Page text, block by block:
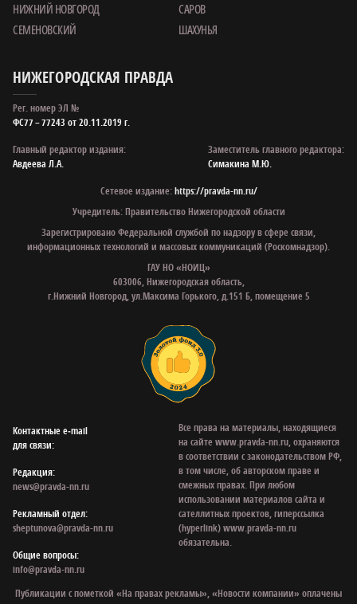
НИЖНИЙ НОВГОРОД
САРОВ
СЕМЕНОВСКИЙ
ШАХУНЬЯ
НИЖЕГОРОДСКАЯ ПРАВДА
Рег. номер ЭЛ №
ФС77 – 77243 от 20.11.2019 г.
Главный редактор издания:
Авдеева Л.А.
Заместитель главного редактора:
Симакина М.Ю.
Сетевое издание:https://pravda-nn.ru/
Учредитель: Правительство Нижегородской области
Зарегистрировано Федеральной службой по надзору в сфере связи,
информационных технологий и массовых коммуникаций (Роскомнадзор).
ГАУ НО «НОИЦ»
603006, Нижегородская область,
г.Нижний Новгород, ул.Максима Горького, д.151 Б, помещение 5
Контактные e‑mail
для связи:
Редакция:
news@pravda-nn.ru
Рекламный отдел:
sheptunova@pravda-nn.ru
Общие вопросы:
info@pravda-nn.ru
Все права на материалы, находящиеся
на сайте www.pravda-nn.ru, охраняются
в соответствии с законодательством РФ,
в том числе, об авторском праве и
смежных правах. При любом
использовании материалов сайта и
сателлитных проектов, гиперссылка
(hyperlink) www.pravda-nn.ru
обязательна.
Публикации с пометкой «На правах рекламы», «Новости компании» оплачены